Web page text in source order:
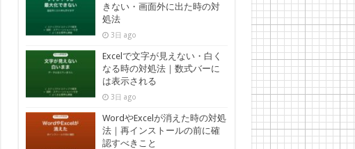
きない・画面外に出た時の対
処法
3日 ago
Excelで文字が見えない・白く
なる時の対処法｜数式バーに
は表示される
3日 ago
WordやExcelが消えた時の対処
法｜再インストールの前に確
認すべきこと